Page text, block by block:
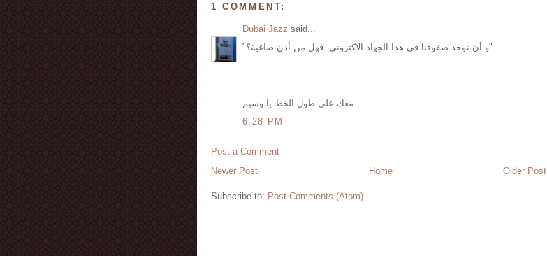
1 COMMENT:
Dubai Jazz said...
"و أن نوحد صفوفنا في هذا الجهاد الاكتروني. فهل من أذن صاغية؟"
معك على طول الخط يا وسيم
6:28 PM
Post a Comment
Newer Post
Older Post
Home
Subscribe to: Post Comments (Atom)